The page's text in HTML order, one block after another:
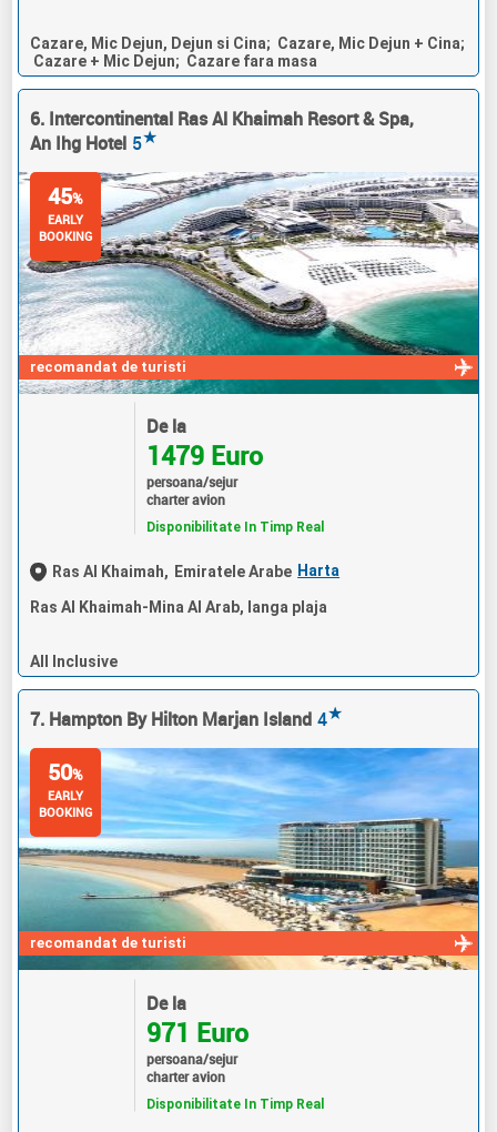
Cazare, Mic Dejun, Dejun si Cina; Cazare, Mic Dejun + Cina;
Cazare + Mic Dejun; Cazare fara masa
6. Intercontinental Ras Al Khaimah Resort & Spa,
An Ihg Hotel 5★
recomandat de turisti
45%
EARLY
BOOKING
De la
1479 Euro
persoana/sejur
charter avion
Disponibilitate In Timp Real
Ras Al Khaimah, Emiratele Arabe Harta
Ras Al Khaimah-Mina Al Arab, langa plaja
All Inclusive
7. Hampton By Hilton Marjan Island 4★
recomandat de turisti
50%
EARLY
BOOKING
De la
971 Euro
persoana/sejur
charter avion
Disponibilitate In Timp Real